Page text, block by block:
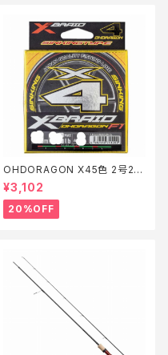
OHDORAGON X45色 2号20
0m28lb【特価仕掛】【20】
¥3,102
20%OFF